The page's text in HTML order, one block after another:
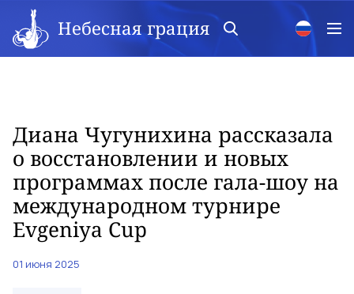
Небесная грация
Диана Чугунихина рассказала
о восстановлении и новых
программах после гала-шоу на
международном турнире
Evgeniya Cup
01 июня 2025